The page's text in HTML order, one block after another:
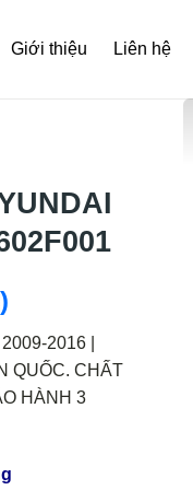
Giới thiệu Liên hệ
)
2016 |
QUỐC. CHẤT
HÀNH 3